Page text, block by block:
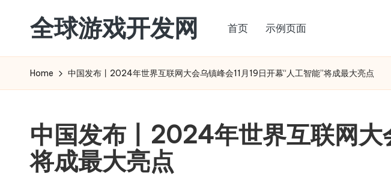
content
全球游戏开发网 首页 示例页面
Home 中国发布丨2024年世界互联网大会乌镇峰会11月19日开幕“人工智能”将成最大亮点
中国发布丨2024年世界互联网大
将成最大亮点